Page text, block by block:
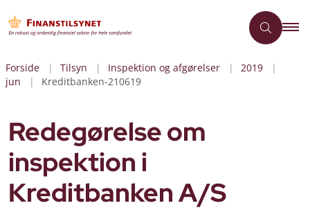
Forside Tilsyn Inspektion og afgørelser
2019
jun
Kreditbanken-210619
Redegørelse om
inspektion i
Kreditbanken A/S